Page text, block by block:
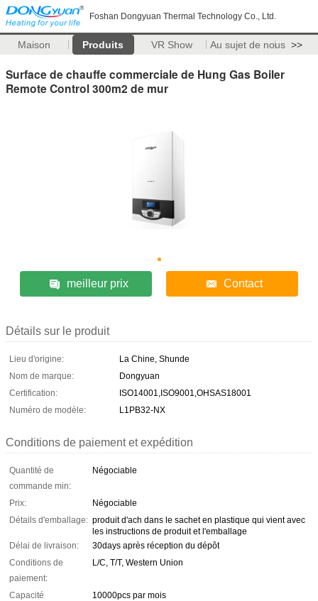
Foshan Dongyuan Thermal Technology Co., Ltd.
Maison Produits VR Show Au sujet de nous >>
Surface de chauffe commerciale de Hung Gas Boiler
Remote Control 300m2 de mur
meilleur prix Contact
Détails sur le produit
Lieu d'origine:
La Chine, Shunde
Nom de marque:
Dongyuan
Certification:
ISO14001,ISO9001,OHSAS18001
Numéro de modèle:
L1PB32-NX
Conditions de paiement et expédition
Quantité de
commande min:
Négociable
Prix:
Négociable
Détails d'emballage: produit d'ach dans le sachet en plastique qui vient avec
les instructions de produit et l'emballage
Délai de livraison:
30days après réception du dépôt
Conditions de
paiement:
L/C, T/T, Western Union
Capacité
10000pcs par mois